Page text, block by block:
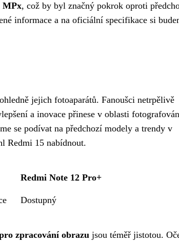
MPx, což by byl značný pokrok oproti
informace a na oficiální specifikace si
jejich fotoaparátů. Fanoušci netrpělivě
a inovace přinese v oblasti
se podívat na předchozí modely a trendy v
Redmi 15 nabídnout.
Redmi Note 12 Pro+
Dostupný
zpracování obrazu jsou téměř jistotou.